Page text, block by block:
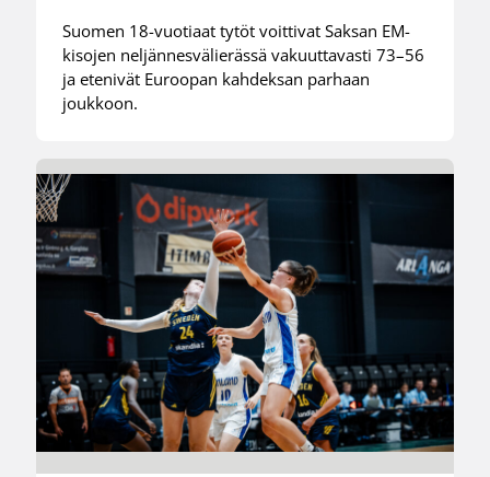
Suomen 18-vuotiaat tytöt voittivat Saksan EM-
kisojen neljännesvälierässä vakuuttavasti 73–56
ja etenivät Euroopan kahdeksan parhaan
joukkoon.